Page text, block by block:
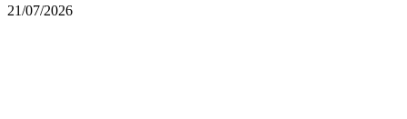
21/07/2026